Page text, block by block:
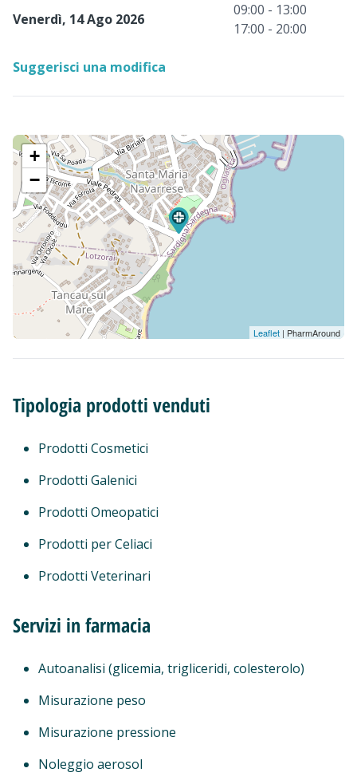
Venerdì, 14 Ago 2026
09:00 - 13:00
17:00 - 20:00
Suggerisci una modifica
+
−
Leaflet | PharmAround
Tipologia prodotti venduti
Prodotti Cosmetici
Prodotti Galenici
Prodotti Omeopatici
Prodotti per Celiaci
Prodotti Veterinari
Servizi in farmacia
Autoanalisi (glicemia, trigliceridi, colesterolo)
Misurazione peso
Misurazione pressione
Noleggio aerosol